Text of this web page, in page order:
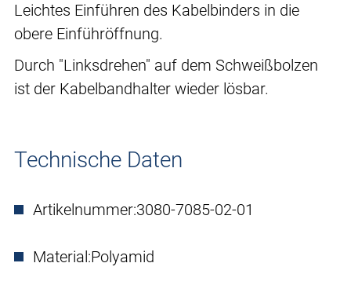
Leichtes Einführen des Kabelbinders in die
obere Einführöffnung.
Durch "Linksdrehen" auf dem Schweißbolzen
ist der Kabelbandhalter wieder lösbar.
Technische Daten
Artikelnummer:3080-7085-02-01
Material:Polyamid